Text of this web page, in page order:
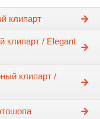
клипарт
клипарт / Elegant
клипарт /